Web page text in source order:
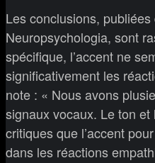
Les conclusions,
Neuropsychologia, sont
spécifique, l’accent ne
significativement les
note : « Nous avons
signaux vocaux. Le ton
critiques que l’accent
dans les réactions